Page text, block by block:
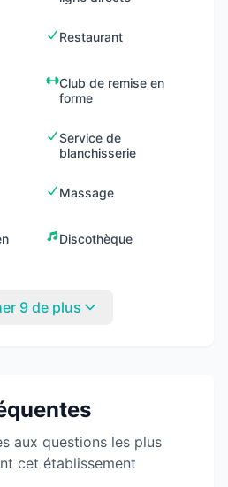
Restaurant
Club de remise en
forme
Service de
blanchisserie
Massage
Discothèque
9 de plus
aux questions les plus
cet établissement